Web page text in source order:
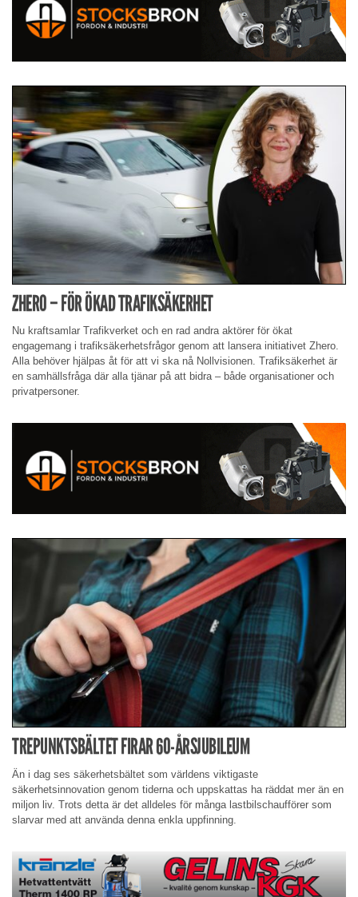
ZHERO – FÖR ÖKAD TRAFIKSÄKERHET
Nu kraftsamlar Trafikverket och en rad andra aktörer för ökat
engagemang i trafiksäkerhetsfrågor genom att lansera initiativet Zhero.
Alla behöver hjälpas åt för att vi ska nå Nollvisionen. Trafiksäkerhet är
en samhällsfråga där alla tjänar på att bidra – både organisationer och
privatpersoner.
TREPUNKTSBÄLTET FIRAR 60-ÅRSJUBILEUM
Än i dag ses säkerhetsbältet som världens viktigaste
säkerhetsinnovation genom tiderna och uppskattas ha räddat mer än en
miljon liv. Trots detta är det alldeles för många lastbilschaufförer som
slarvar med att använda denna enkla uppfinning.